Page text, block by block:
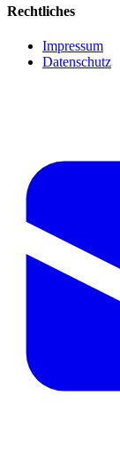
Rechtliches
Impressum
Datenschutz